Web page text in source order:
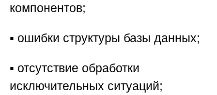
компонентов;
▪️ ошибки структуры базы данных;
▪️ отсутствие обработки
исключительных ситуаций;